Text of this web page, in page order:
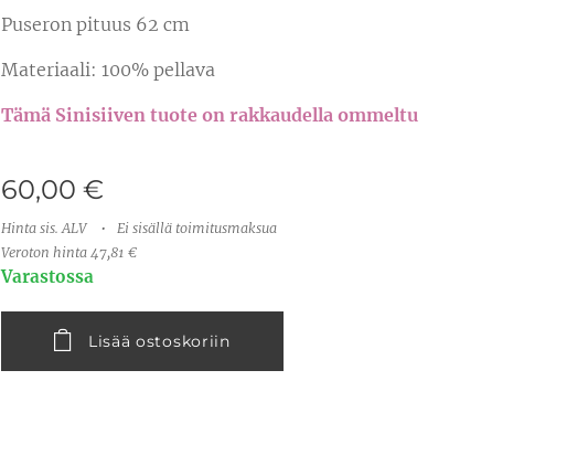
Puseron pituus 62 cm
Materiaali: 100% pellava
Tämä Sinisiiven tuote on rakkaudella ommeltu
60,00 €
Hinta sis. ALV
Ei sisällä toimitusmaksua
Veroton hinta 47,81 €
Varastossa
Lisää ostoskoriin